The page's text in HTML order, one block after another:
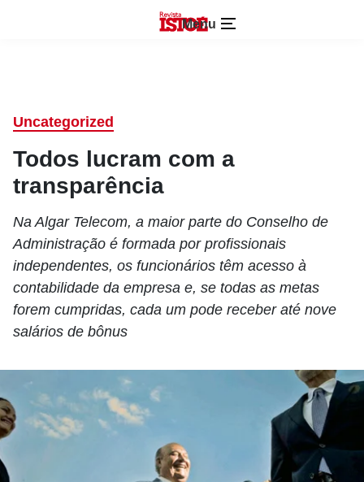
Menu
Uncategorized
Todos lucram com a
transparência
Na Algar Telecom, a maior parte do Conselho de
Administração é formada por profissionais
independentes, os funcionários têm acesso à
contabilidade da empresa e, se todas as metas
forem cumpridas, cada um pode receber até nove
salários de bônus